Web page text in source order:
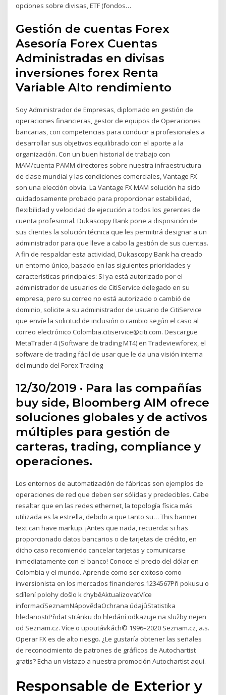
opciones sobre divisas, ETF (fondos…
Gestión de cuentas Forex
Asesoría Forex Cuentas
Administradas en divisas
inversiones forex Renta
Variable Alto rendimiento
Soy Administrador de Empresas, diplomado en gestión de
operaciones financieras, gestor de equipos de Operaciones
bancarias, con competencias para conducir a profesionales a
desarrollar sus objetivos equilibrado con el aporte a la
organización. Con un buen historial de trabajo con
MAM/cuenta PAMM directores sobre nuestra infraestructura
de clase mundial y las condiciones comerciales, Vantage FX
son una elección obvia. La Vantage FX MAM solución ha sido
cuidadosamente probado para proporcionar estabilidad,
flexibilidad y velocidad de ejecución a todos los gerentes de
cuenta profesional. Dukascopy Bank pone a disposición de
sus clientes la solución técnica que les permitirá designar a un
administrador para que lleve a cabo la gestión de sus cuentas.
A fin de respaldar esta actividad, Dukascopy Bank ha creado
un entorno único, basado en las siguientes prioridades y
características principales: Si ya está autorizado por el
administrador de usuarios de CitiService delegado en su
empresa, pero su correo no está autorizado o cambió de
dominio, solicite a su administrador de usuario de CitiService
que envíe la solicitud de inclusión o cambio según el caso al
correo electrónico Colombia.citiservice@citi.com. Descargue
MetaTrader 4 (Software de trading MT4) en Tradeviewforex, el
software de trading fácil de usar que le da una visión interna
del mundo del Forex Trading
12/30/2019 · Para las compañías
buy side, Bloomberg AIM ofrece
soluciones globales y de activos
múltiples para gestión de
carteras, trading, compliance y
operaciones.
Los entornos de automatización de fábricas son ejemplos de
operaciones de red que deben ser sólidas y predecibles. Cabe
resaltar que en las redes ethernet, la topología física más
utilizada es la estrella, debido a que tanto su… This banner
text can have markup. ¡Antes que nada, recuerda: si has
proporcionado datos bancarios o de tarjetas de crédito, en
dicho caso recomiendo cancelar tarjetas y comunicarse
inmediatamente con el banco! Conoce el precio del dólar en
Colombia y el mundo. Aprende como ser exitoso como
inversionista en los mercados financieros.1234567Při pokusu o
sdílení polohy došlo k chyběAktualizovatVíce
informacíSeznamNápovědaOchrana údajůStatistika
hledanostiPřidat stránku do hledání odkazuje na služby nejen
od Seznam.cz. Více o upoutávkách© 1996–2020 Seznam.cz, a.s.
Operar FX es de alto riesgo. ¿Le gustaría obtener las señales
de reconocimiento de patrones de gráficos de Autochartist
gratis? Echa un vistazo a nuestra promoción Autochartist aquí.
Responsable de Exterior y